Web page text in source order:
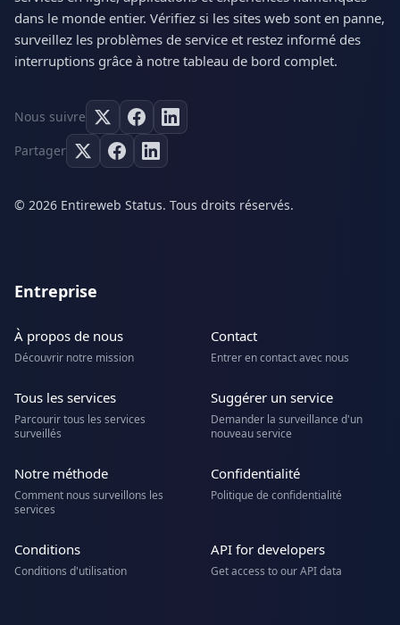
dans le monde entier. Vérifiez si les sites web sont en panne,
surveillez les problèmes de service et restez informé des
interruptions grâce à notre tableau de bord complet.
Nous suivre
Partager
© 2026 Entireweb Status. Tous droits réservés.
Entreprise
À propos de nous
Découvrir notre mission
Contact
Entrer en contact avec nous
Tous les services
Parcourir tous les services
surveillés
Suggérer un service
Demander la surveillance d'un
nouveau service
Notre méthode
Comment nous surveillons les
services
Confidentialité
Politique de confidentialité
Conditions
Conditions d'utilisation
API for developers
Get access to our API data